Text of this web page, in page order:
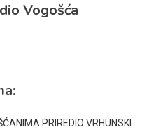
Vogošća
PRIREDIO VRHUNSKI